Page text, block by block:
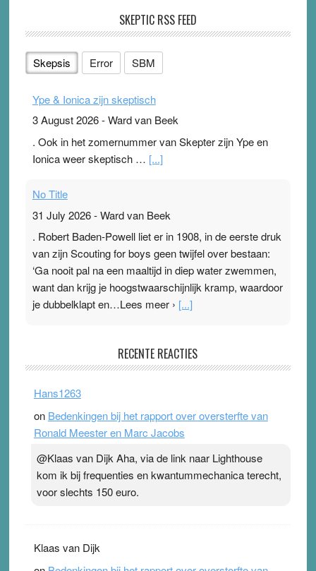
SKEPTIC RSS FEED
Skepsis Error SBM
Ype & Ionica zijn skeptisch
3 August 2026-Ward van Beek
. Ook in het zomernummer van Skepter zijn Ype en
Ionica weer skeptisch … [...]
No Title
31 July 2026-Ward van Beek
. Robert Baden-Powell liet er in 1908, in de eerste druk
van zijn Scouting for boys geen twijfel over bestaan:
‘Ga nooit pal na een maaltijd in diep water zwemmen,
want dan krijg je hoogstwaarschijnlijk kramp, waardoor
je dubbelklapt en…Lees meer › [...]
Ward van Beek
topsporters. Ze hopen ermee hun hartslag te verlagen
terwijl ze meer zuurstof opnemen. Daarop heeft zo’n
pleister geen effect. Maar het gevoel ‘makkelijker te
Pleisterplakkers in de topspsort ›[...]
RECENTE REACTIES
Hans1263
on Bedenkingen bij het rapport over oversterfte van
Ronald Meester en Marc Jacobs
@Klaas van Dijk Aha, via de link naar Lighthouse
kom ik bij frequenties en kwantummechanica terecht,
voor slechts 150 euro.
Klaas van Dijk